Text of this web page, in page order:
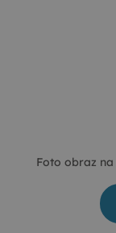
Foto obraz na